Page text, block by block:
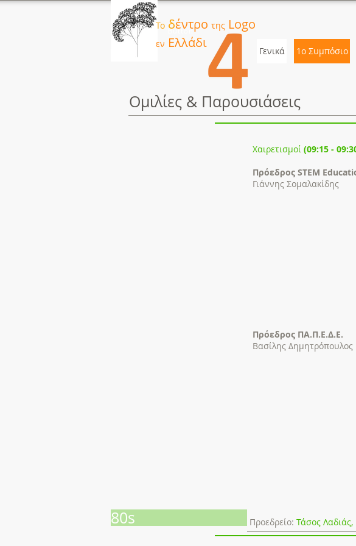
Το δέντρο της Logo
εν Ελλάδι
Button
Γενικά 1ο Συμπόσιο
Ομιλίες & Παρουσιάσεις
Χαιρετισμοί (09:15 -
Πρόεδρος STEM
Γιάννης Σομαλακίδης
Πρόεδρος ΠΑ.Π.Ε.Δ.Ε.
Βασίλης Δημητρόπουλος
80s Προεδρείο: Τάσος